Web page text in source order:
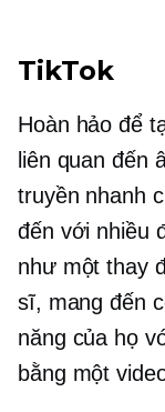
TikTok
Hoàn hảo để
liên quan đến
truyền nhanh
đến với nhiều
như mộtthay
sĩ, mang đến
năng của họ
bằng một